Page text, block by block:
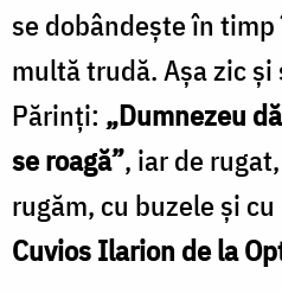
se dobândește în
multă trudă. Așa zic
Părinți: „Dumnezeu
se roagă”, iar de
rugăm, cu buzele și
Cuvios Ilarion de la